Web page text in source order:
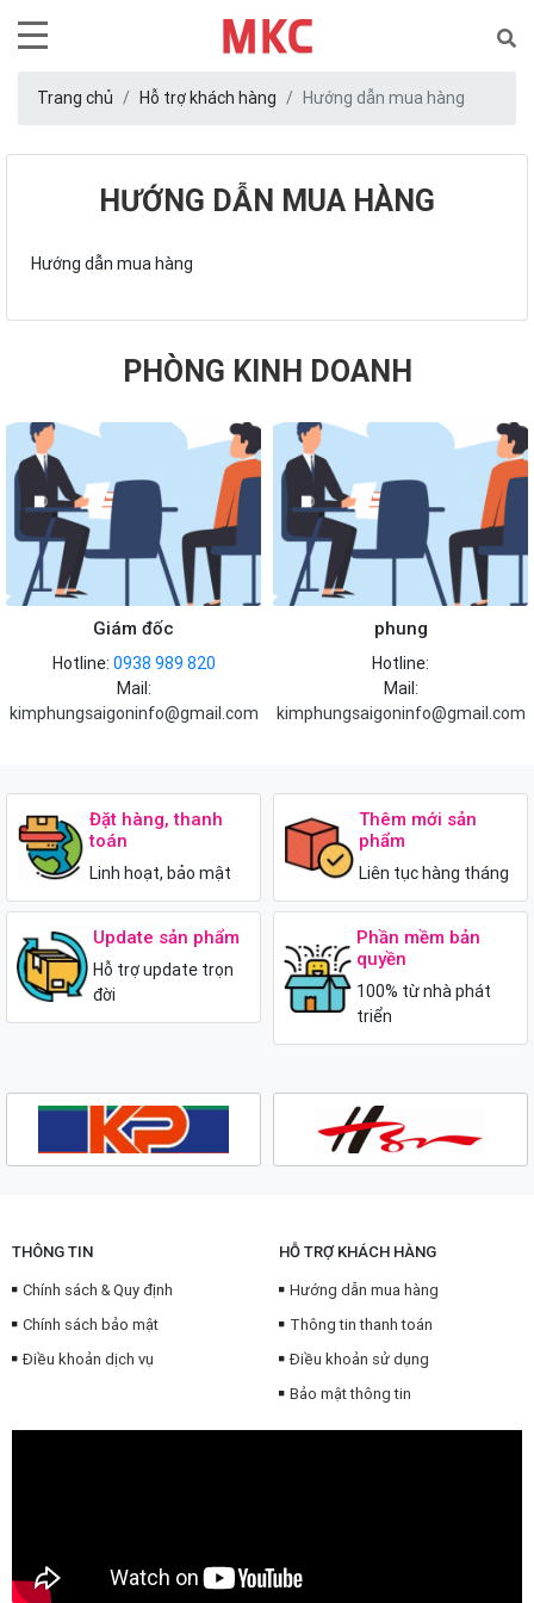
Trang chủ Hỗ trợ khách hàng Hướng dẫn mua hàng
HƯỚNG DẪN MUA HÀNG
Hướng dẫn mua hàng
PHÒNG KINH DOANH
Giám đốc
Hotline: 0938 989 820
Mail:
kimphungsaigoninfo@gmail.com
phung
Hotline:
Mail:
kimphungsaigoninfo@gmail.com
Đặt hàng, thanh
toán
Linh hoạt, bảo mật
Thêm mới sản
phẩm
Liên tục hàng tháng
Update sản phẩm
Hỗ trợ update trọn
đời
Phần mềm bản
quyền
100% từ nhà phát
triển
THÔNG TIN
Chính sách & Quy định
Chính sách bảo mật
Điều khoản dịch vụ
HỖ TRỢ KHÁCH HÀNG
Hướng dẫn mua hàng
Thông tin thanh toán
Điều khoản sử dụng
Bảo mật thông tin